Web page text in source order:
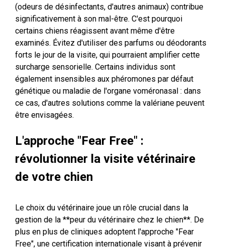
(odeurs de désinfectants, d'autres animaux) contribue
significativement à son mal-être. C'est pourquoi
certains chiens réagissent avant même d'être
examinés. Évitez d'utiliser des parfums ou déodorants
forts le jour de la visite, qui pourraient amplifier cette
surcharge sensorielle. Certains individus sont
également insensibles aux phéromones par défaut
génétique ou maladie de l'organe voméronasal : dans
ce cas, d'autres solutions comme la valériane peuvent
être envisagées.
L'approche "Fear Free" :
révolutionner la visite vétérinaire
de votre chien
Le choix du vétérinaire joue un rôle crucial dans la
gestion de la **peur du vétérinaire chez le chien**. De
plus en plus de cliniques adoptent l'approche "Fear
Free", une certification internationale visant à prévenir